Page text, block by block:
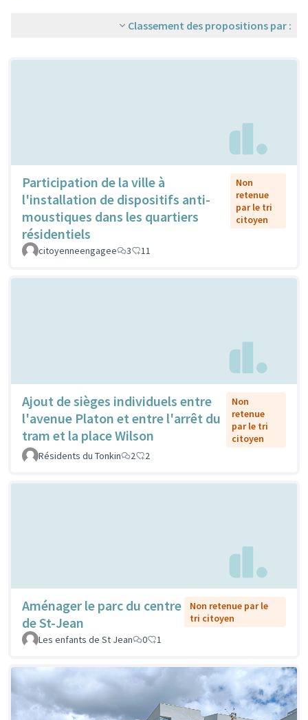
Classement des propositions par :
Participation de la ville à
l'installation de dispositifs anti-
moustiques dans les quartiers
résidentiels
Non
retenue
par le tri
citoyen
citoyenneengagee 3 11
Ajout de sièges individuels entre
l'avenue Platon et entre l'arrêt du
tram et la place Wilson
Non
retenue
par le tri
citoyen
Résidents du Tonkin
2 2
Aménager le parc du centre
de St-Jean
Non retenue par le
tri citoyen
Les enfants de St Jean
0 1